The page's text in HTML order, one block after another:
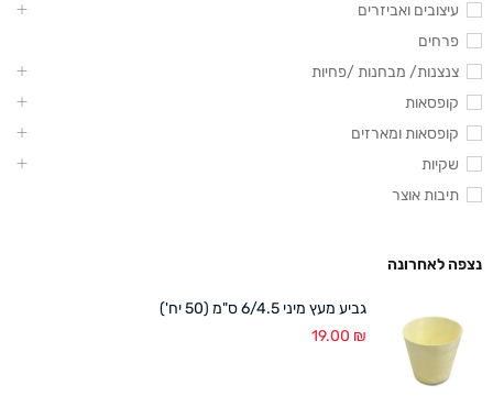
עיצובים ואביזרים
פרחים
צנצנות/ מבחנות /פחיות
קופסאות
קופסאות ומארזים
שקיות
תיבות אוצר
נצפה לאחרונה
גביע מעץ מיני 6/4.5 ס"מ (50 יח')
19.00 ₪